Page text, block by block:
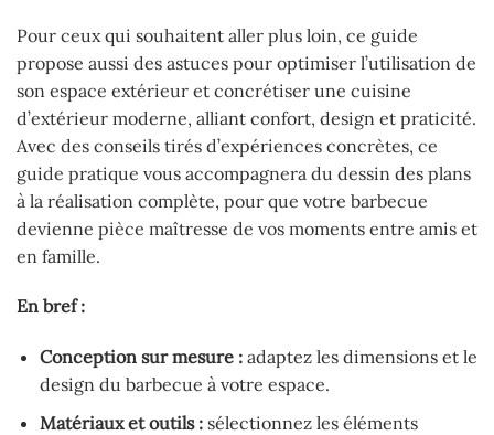
Pour ceux qui souhaitent aller plus loin, ce guide
propose aussi des astuces pour optimiser l’utilisation de
son espace extérieur et concrétiser une cuisine
d’extérieur moderne, alliant confort, design et praticité.
Avec des conseils tirés d’expériences concrètes, ce
guide pratique vous accompagnera du dessin des plans
à la réalisation complète, pour que votre barbecue
devienne pièce maîtresse de vos moments entre amis et
en famille.
En bref :
Conception sur mesure :adaptez les dimensions et le
design du barbecue à votre espace.
Matériaux et outils :sélectionnez les éléments